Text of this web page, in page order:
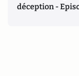
déception -